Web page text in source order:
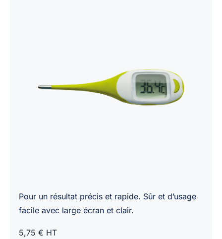
Pour un résultat précis et rapide. Sûr et d’usage
facile avec large écran et clair.
5,75 € HT